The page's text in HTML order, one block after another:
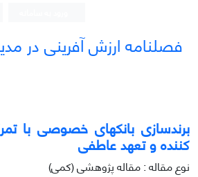
فصلنامه ارزش آفرینی در
برندسازی بانکهای خصوصی با
کننده و تعهد عاطفی
نوع مقاله : مقاله پژوهشی (کمی)